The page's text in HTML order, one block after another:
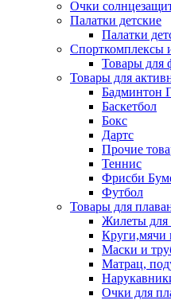
Очки
Палатки детские
Палатки
Спорткомплексы
Товары для
Товары для
Бадминтон
Баскетбол
Бокс
Дартс
Прочие
Теннис
Фрисби
Футбол
Товары для
Жилеты для
Круги,мячи
Маски и
Матрац,
Очки для